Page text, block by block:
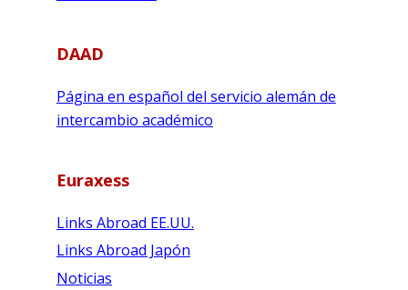
DAAD
Página en español del servicio alemán de
intercambio académico
Euraxess
Links Abroad EE.UU.
Links Abroad Japón
Noticias